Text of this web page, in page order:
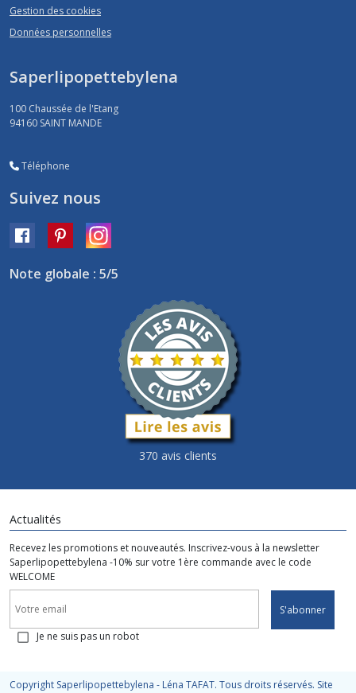
Gestion des cookies
Données personnelles
Saperlipopettebylena
100 Chaussée de l'Etang
94160 SAINT MANDE
Téléphone
Suivez nous
Note globale : 5/5
370 avis clients
Actualités
Recevez les promotions et nouveautés. Inscrivez-vous à la newsletter
Saperlipopettebylena -10% sur votre 1ère commande avec le code
WELCOME
S'abonner
Je ne suis pas un robot
Copyright Saperlipopettebylena - Léna TAFAT. Tous droits réservés. Site